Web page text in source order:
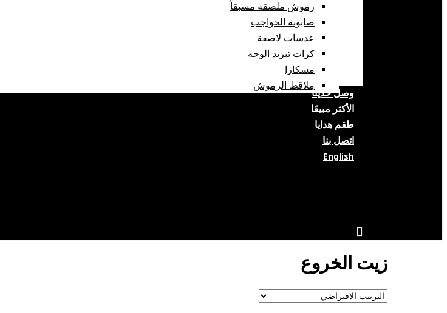
رموش ملصقة مسبقاً
صابونة الحواجب
عدسات لاصقة
كرات تبريد الوجه
مسكارا
ملاقط الرموش
وصل حديثا
الأكثر مبيعًا
طقم هدايا
اتصل بنا
English
زيت الخروع